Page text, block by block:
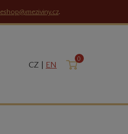
eshop@meziviny.cz.
CZ | EN Košík
0